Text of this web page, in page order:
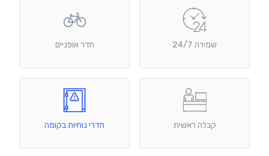
שמירה 24/7 חדר אופניים
קבלה ראשית חדרי נוחיות בקומה